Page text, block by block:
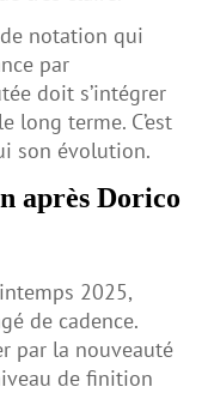
notation qui
par
doit s’intégrer
long terme. C’est
son évolution.
après Dorico
2025,
de cadence.
par la nouveauté
de finition